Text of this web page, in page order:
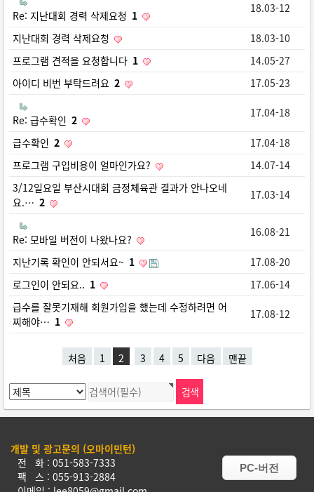
Re: 지난대회 경력 삭제요청 1
18.03-12
지난대회 경력 삭제요청
18.03-10
프로그램 견적을 요청합니다 1
14.05-27
아이디 비번 부탁드려요 2 17.05-23
Re: 급수확인 2
17.04-18
급수확인 2
17.04-18
프로그램 구입비용이 얼마인가요?
14.07-14
3/12일요일 부산시대회 금정체육관 결과가 안나오네
요.… 2
17.03-14
Re: 모바일 버전이 나왔나요?
16.08-21
지난기록 확인이 안되서요~ 1
17.08-20
로그인이 안되요.. 1
17.06-14
급수를 잘못기재해 회원가입을 했는데 수정하려면 어
찌해야… 1
17.08-12
처음 1 2 3 4 5 다음 맨끝
개발 및 광고문의 (오마이민턴)
전 화 : 051-583-7333
팩 스 : 055-913-2884
PC-버전